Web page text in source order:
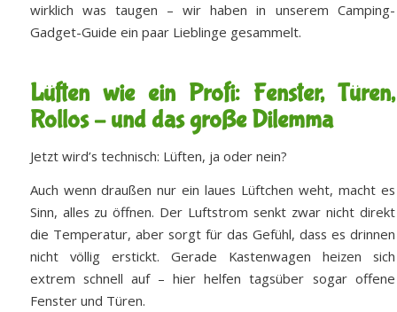
wirklich was taugen – wir haben in unserem Camping-
Gadget-Guide ein paar Lieblinge gesammelt.
Lüften wie ein Profi: Fenster, Türen,
Rollos – und das große Dilemma
Jetzt wird’s technisch: Lüften, ja oder nein?
Auch wenn draußen nur ein laues Lüftchen weht, macht es
Sinn, alles zu öffnen. Der Luftstrom senkt zwar nicht direkt
die Temperatur, aber sorgt für das Gefühl, dass es drinnen
nicht völlig erstickt. Gerade Kastenwagen heizen sich
extrem schnell auf – hier helfen tagsüber sogar offene
Fenster und Türen.